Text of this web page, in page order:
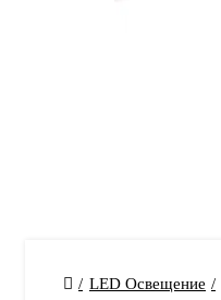
LED Освещение